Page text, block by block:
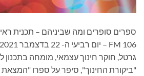
ספרים סופרים ומה שביניהם – תכנית
גרטל, חוקר חינוך עצמאי, מומחה בתכנון
"ביקורת החינוך", סיפר על ספרו